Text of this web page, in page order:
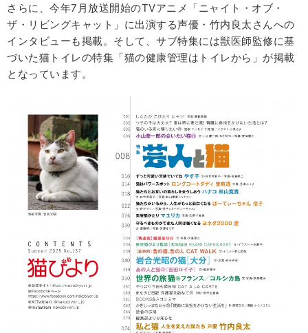
さらに、今年7月放送開始のTVアニメ「ニャイト・オブ・
ザ・リビングキャット」に出演する声優・竹内良太さんへの
インタビューも掲載。そして、サブ特集には獣医師監修に基
づいた猫トイレの特集「猫の健康管理はトイレから」が掲載
となっています。